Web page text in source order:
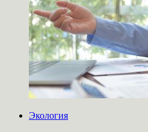
Экология